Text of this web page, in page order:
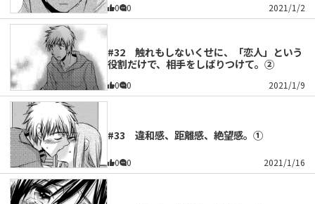
0 0 2021/1/2
#32 触れもしないくせに、「恋人」という
役割だけで、相手をしばりつけて。②
0 0 2021/1/9
#33 違和感、距離感、絶望感。①
0 0 2021/1/16